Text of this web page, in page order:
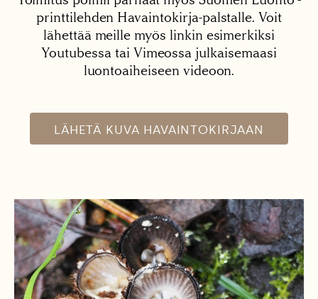
printtilehden Havaintokirja-palstalle. Voit
lähettää meille myös linkin esimerkiksi
Youtubessa tai Vimeossa julkaisemaasi
luontoaiheiseen videoon.
LÄHETÄ KUVA HAVAINTOKIRJAAN